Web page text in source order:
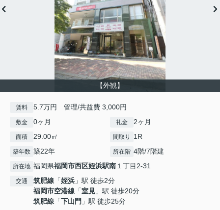
【外観】
賃料 5.7万円 管理/共益費 3,000円
敷金 0ヶ月 礼金 2ヶ月
面積 29.00㎡ 間取り 1R
築年数 築22年 所在階 4階/7階建
所在地 福岡県福岡市西区姪浜駅南１丁目2-31
交通 筑肥線 「姪浜 」駅 徒歩2分
福岡市空港線 「室見 」駅 徒歩20分
筑肥線 「下山門 」駅 徒歩25分